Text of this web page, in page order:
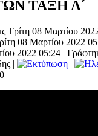
ΤΑΞΗ Δ΄
Τρίτη 08 Μαρτίου
08 Μαρτίου 2022
2022 05:24 |
|
|